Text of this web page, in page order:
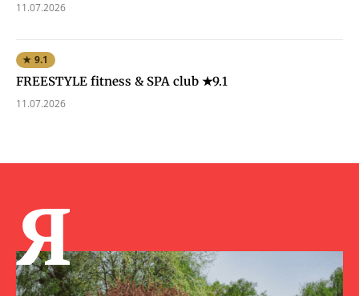
11.07.2026
★ 9.1
FREESTYLE fitness & SPA club ★9.1
11.07.2026
Я